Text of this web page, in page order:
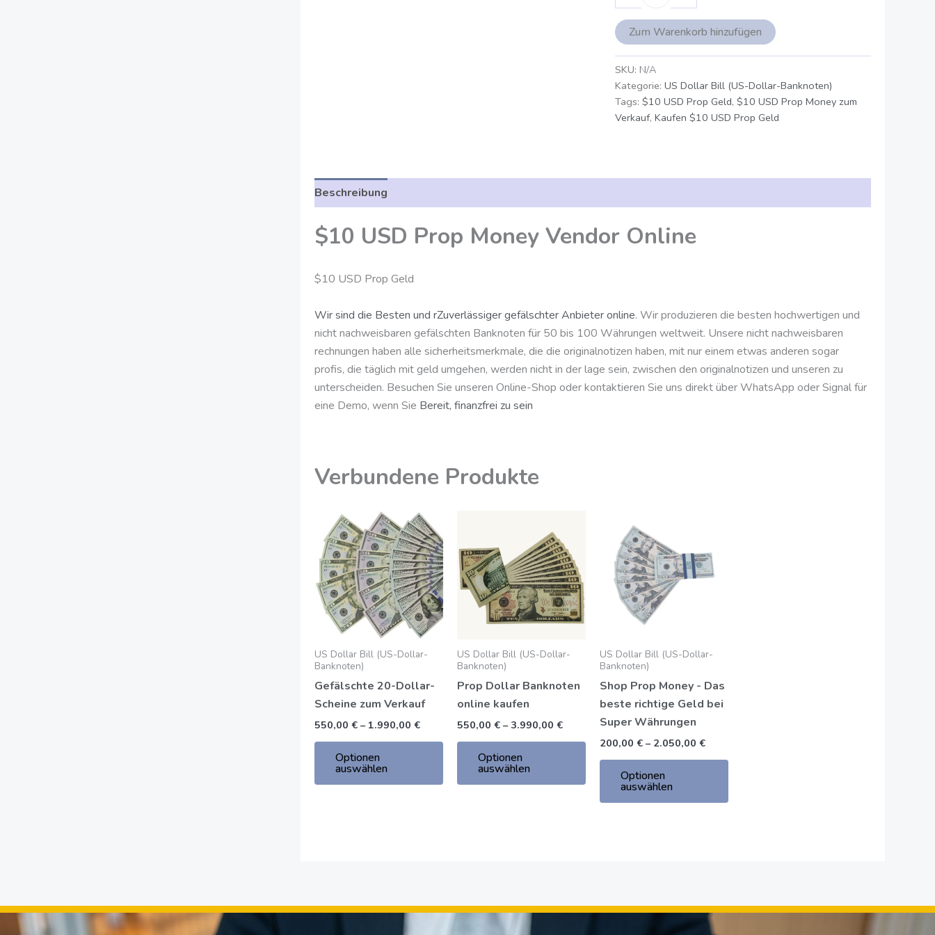
Zum Warenkorb hinzufügen
SKU: N/A
Kategorie: US Dollar Bill (US-Dollar-Banknoten)
Tags: $10 USD Prop Geld, $10 USD Prop Money zum
Verkauf, Kaufen $10 USD Prop Geld
Beschreibung
$10 USD Prop Money Vendor Online
$10 USD Prop Geld
Wir sind die Besten und rZuverlässiger gefälschter Anbieter online. Wir produzieren die besten hochwertigen und
nicht nachweisbaren gefälschten Banknoten für 50 bis 100 Währungen weltweit. Unsere nicht nachweisbaren
rechnungen haben alle sicherheitsmerkmale, die die originalnotizen haben, mit nur einem etwas anderen sogar
profis, die täglich mit geld umgehen, werden nicht in der lage sein, zwischen den originalnotizen und unseren zu
unterscheiden. Besuchen Sie unseren Online-Shop oder kontaktieren Sie uns direkt über WhatsApp oder Signal für
eine Demo, wenn Sie Bereit, finanzfrei zu sein
Verbundene Produkte
US Dollar Bill (US-Dollar-
Banknoten)
Gefälschte 20-Dollar-
Scheine zum Verkauf
550,00 € – 1.990,00 €
Preisspanne:
550,00
€
bis
1.990,00
€
Optionen
auswählen
Produkt
hat
mehrere
Varianten.
Die
Optionen
der
Produktseite
gewählt
US Dollar Bill (US-Dollar-
Banknoten)
Prop Dollar Banknoten
online kaufen
550,00 € – 3.990,00 €
€
bis
3.990,00
€
Optionen
auswählen
Produkt
mehrere
Varianten.
der
Produktseite
gewählt
werden
US Dollar Bill (US-Dollar-
Banknoten)
Shop Prop Money - Das
beste richtige Geld bei
Super Währungen
200,00 € – 2.050,00 €
bis
2.050,00
€
Optionen
auswählen